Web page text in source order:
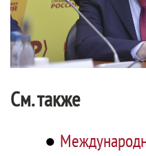
См. также
●